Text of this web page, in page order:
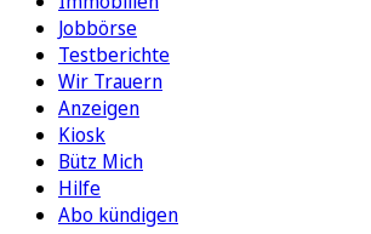
Jobbörse
Testberichte
Wir Trauern
Anzeigen
Kiosk
Bütz Mich
Hilfe
Abo kündigen